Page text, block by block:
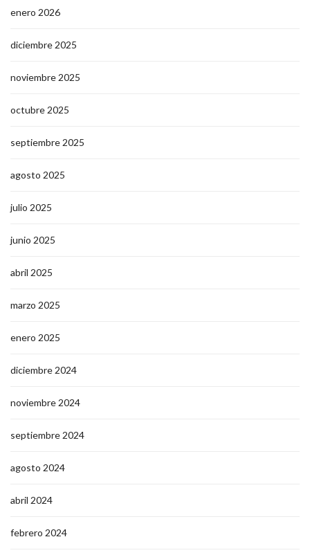
enero 2026
diciembre 2025
noviembre 2025
octubre 2025
septiembre 2025
agosto 2025
julio 2025
junio 2025
abril 2025
marzo 2025
enero 2025
diciembre 2024
noviembre 2024
septiembre 2024
agosto 2024
abril 2024
febrero 2024